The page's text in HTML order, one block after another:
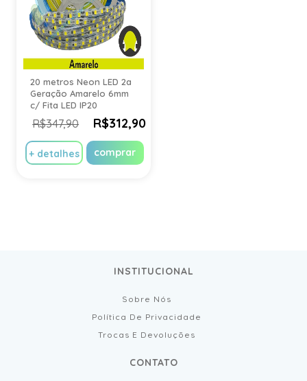
20 metros Neon LED 2a
Geração Amarelo 6mm
c/ Fita LED IP20
R$347,90 R$312,90
+ detalhes comprar
INSTITUCIONAL
Sobre Nós
Política De Privacidade
Trocas E Devoluções
CONTATO